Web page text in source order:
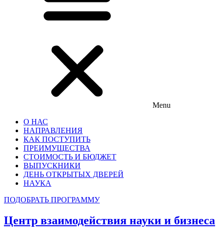
Menu
О НАС
НАПРАВЛЕНИЯ
КАК ПОСТУПИТЬ
ПРЕИМУЩЕСТВА
СТОИМОСТЬ И БЮДЖЕТ
ВЫПУСКНИКИ
ДЕНЬ ОТКРЫТЫХ ДВЕРЕЙ
НАУКА
ПОДОБРАТЬ ПРОГРАММУ
Центр взаимодействия науки и бизнеса